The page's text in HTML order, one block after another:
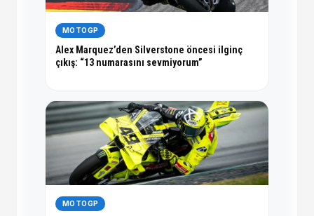
MOTOGP
Alex Marquez’den Silverstone öncesi ilginç
çıkış: “13 numarasını sevmiyorum”
MOTOGP